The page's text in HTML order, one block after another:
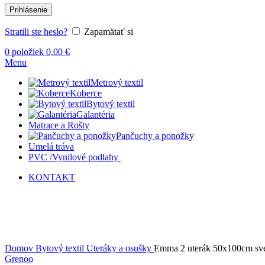
Prihlásenie
Stratili ste heslo?
Zapamätať si
0 položiek 0,00 €
Menu
Metrový textil
Koberce
Bytový textil
Galantéria
Matrace a Rošty
Pančuchy a ponožky
Umelá tráva
PVC /Vynilové podlahy
KONTAKT
Domov Bytový textil Uteráky a osušky Emma 2 uterák 50x100cm
Grenoo